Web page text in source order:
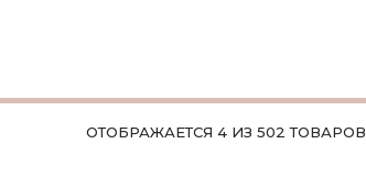
ОТОБРАЖАЕТСЯ 4 ИЗ 502 ТОВАРОВ